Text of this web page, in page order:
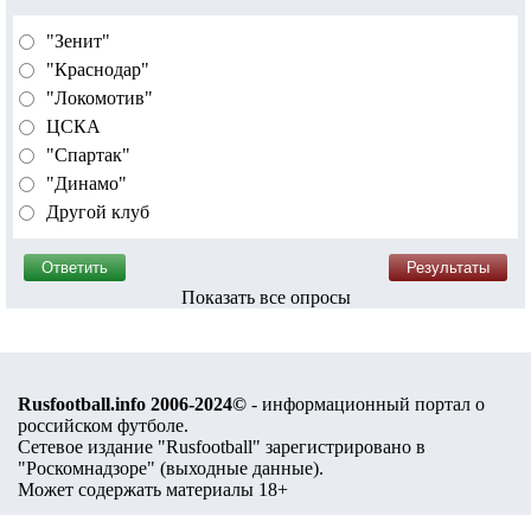
"Зенит"
"Краснодар"
"Локомотив"
ЦСКА
"Спартак"
"Динамо"
Другой клуб
Показать все опросы
Rusfootball.info 2006-2024© - информационный портал о
российском футболе.
Сетевое издание "Rusfootball" зарегистрировано в
"Роскомнадзоре" (выходные данные).
Может содержать материалы 18+